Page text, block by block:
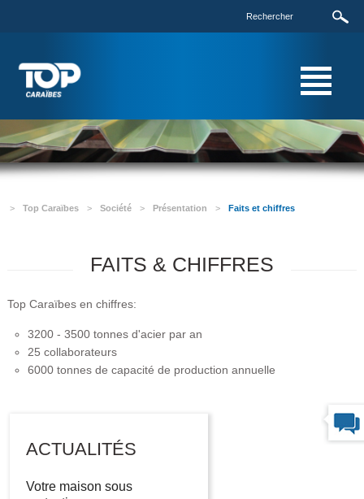
> Top Caraïbes > Société > Présentation > Faits et chiffres
FAITS & CHIFFRES
Top Caraïbes en chiffres:
3200 - 3500 tonnes d'acier par an
25 collaborateurs
6000 tonnes de capacité de production annuelle
ACTUALITÉS
Votre maison sous